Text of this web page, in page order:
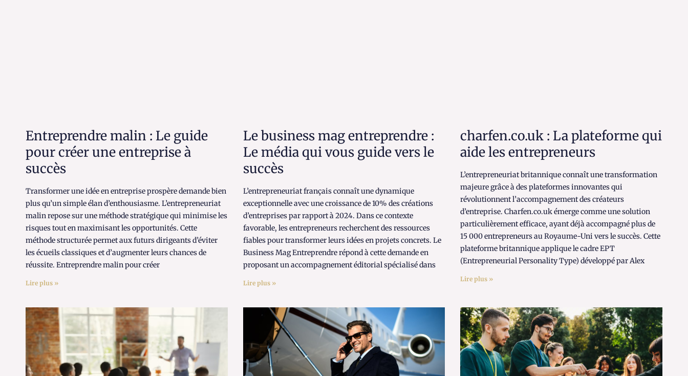
Entreprendre malin : Le guide
pour créer une entreprise à
succès
Transformer une idée en entreprise prospère demande bien
plus qu’un simple élan d’enthousiasme. L’entrepreneuriat
malin repose sur une méthode stratégique qui minimise les
risques tout en maximisant les opportunités. Cette
méthode structurée permet aux futurs dirigeants d’éviter
les écueils classiques et d’augmenter leurs chances de
réussite. Entreprendre malin pour créer
Lire plus »
Le business mag entreprendre :
Le média qui vous guide vers le
succès
L’entrepreneuriat français connaît une dynamique
exceptionnelle avec une croissance de 10% des créations
d’entreprises par rapport à 2024. Dans ce contexte
favorable, les entrepreneurs recherchent des ressources
fiables pour transformer leurs idées en projets concrets. Le
Business Mag Entreprendre répond à cette demande en
proposant un accompagnement éditorial spécialisé dans
Lire plus »
charfen.co.uk : La plateforme qui
aide les entrepreneurs
L’entrepreneuriat britannique connaît une transformation
majeure grâce à des plateformes innovantes qui
révolutionnent l’accompagnement des créateurs
d’entreprise. Charfen.co.uk émerge comme une solution
particulièrement efficace, ayant déjà accompagné plus de
15 000 entrepreneurs au Royaume-Uni vers le succès. Cette
plateforme britannique applique le cadre EPT
(Entrepreneurial Personality Type) développé par Alex
Lire plus »